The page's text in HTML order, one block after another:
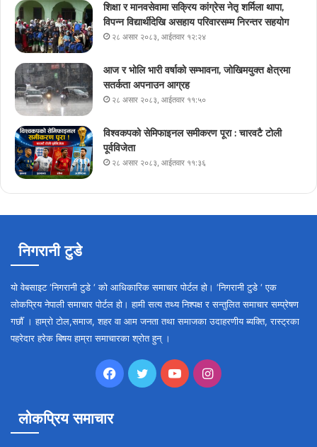
शिक्षा र मानवसेवामा सक्रिय कांग्रेस नेतृ शर्मिला थापा,
विपन्न विद्यार्थीदेखि असहाय परिवारसम्म निरन्तर सहयोग
२८ असार २०८३, आईतवार १२:२४
आज र भोलि भारी वर्षाको सम्भावना, जोखिमयुक्त क्षेत्रमा
सतर्कता अपनाउन आग्रह
२८ असार २०८३, आईतवार ११:५०
विश्वकपको सेमिफाइनल समीकरण पूरा : चारवटै टोली
पूर्वविजेता
२८ असार २०८३, आईतवार ११:३६
निगरानी टुडे
यो वेबसाइट ‘निगरानी टुडे ‘ को आधिकारिक समाचार पोर्टल हो। ‘निगरानी टुडे ‘ एक
लोकप्रिय नेपाली समाचार पोर्टल हो। हामी सत्य तथ्य निश्पक्ष र सन्तुलित समाचार सम्प्रेषण
गर्छौँ । हाम्रो टोल,समाज, शहर वा आम जनता तथा समाजका उदाहरणीय ब्यक्ति, रास्ट्रका
पहरेदार हरेक बिषय हाम्रा समाचारका श्रोत हुन् ।
Facebook
TwitterYouTubeInstagram
लोकप्रिय समाचार